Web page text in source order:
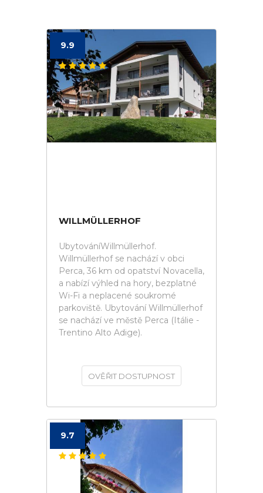
9.9
WILLMÜLLERHOF
UbytováníWillmüllerhof.
Willmüllerhof se nachází v obci
Perca, 36 km od opatství Novacella,
a nabízí výhled na hory, bezplatné
Wi-Fi a neplacené soukromé
parkoviště. Ubytování Willmüllerhof
se nachází ve městě Perca (Itálie -
Trentino Alto Adige).
OVĚŘIT DOSTUPNOST
9.7